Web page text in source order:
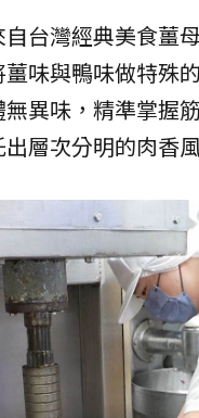
自台灣經典美食薑
味與鴨味做特殊
異味，精準掌握
層次分明的肉香